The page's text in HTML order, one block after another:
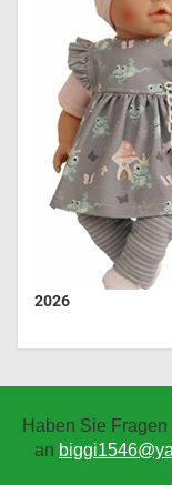
2026
Haben Sie
an